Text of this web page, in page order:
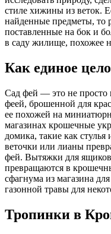
стиле хижины из веток.
найденные предметы, то
поставленные на бок и
в саду жилище, похожее
Как единое
Сад фей — это не просто
феей, брошенной для
ее похожей на
магазинах крошечные
домика, такие как
веточки или лианы
фей. Вытяжки для
превращаются в
сфагнума из магазина
газонной травы для
Тропинки в